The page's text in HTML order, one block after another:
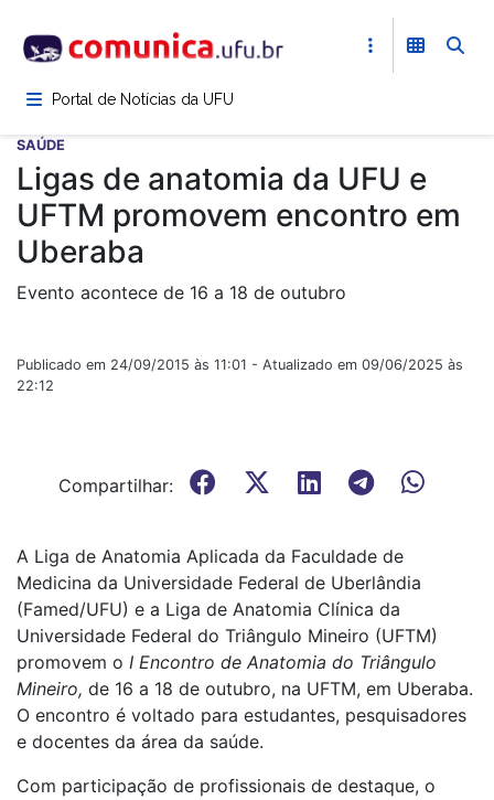
para
conteúdoPortal de Notícias da UFU
SAÚDE
Ligas de anatomia da UFU e
UFTM promovem encontro em
Uberaba
Evento acontece de 16 a 18 de outubro
Publicado em 24/09/2015 às 11:01 - Atualizado em 09/06/2025 às
22:12
Compartilhar:
A Liga de Anatomia Aplicada da Faculdade de
Medicina da Universidade Federal de Uberlândia
(Famed/UFU) e a Liga de Anatomia Clínica da
Universidade Federal do Triângulo Mineiro (UFTM)
promovem o I Encontro de Anatomia do Triângulo
Mineiro, de 16 a 18 de outubro, na UFTM, em Uberaba.
O encontro é voltado para estudantes, pesquisadores
e docentes da área da saúde.
Com participação de profissionais de destaque, o